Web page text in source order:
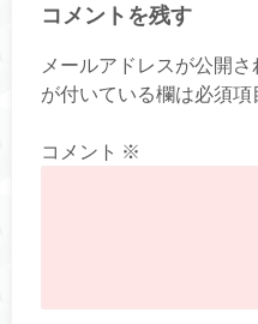
コメントを残す
メールアドレスが公開さ
が付いている欄は必須項
コメント ※